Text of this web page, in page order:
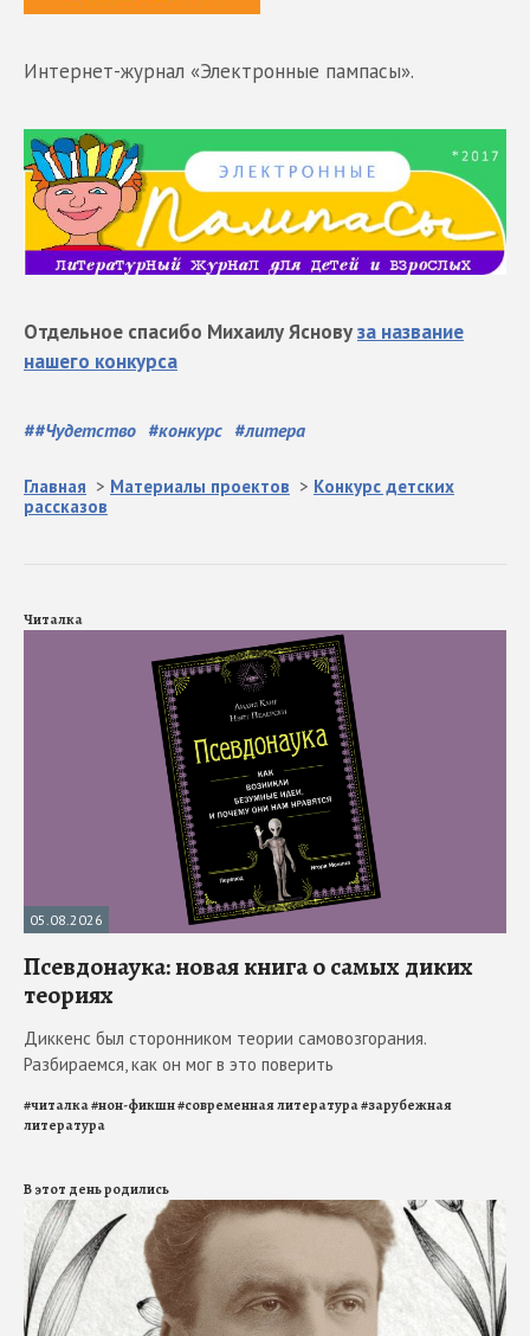
Интернет-журнал «Электронные пампасы».
Отдельное спасибо Михаилу Ясновуза название
нашего конкурса
##Чудетство #конкурс #литера
Главная > Материалы проектов > Конкурс детских
рассказов
Читалка
05.08.2026
Псевдонаука: новая книга о самых диких
теориях
Диккенс был сторонником теории самовозгорания.
Разбираемся, как он мог в это поверить
#читалка#нон-фикшн#современная литература#зарубежная
литература
В этот день родились